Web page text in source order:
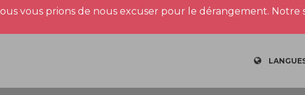
vous prions de nous excuser pour le dérangement.